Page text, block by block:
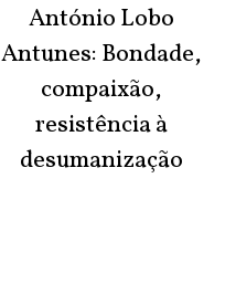
António Lobo
Antunes: Bondade,
compaixão,
resistência à
desumanização